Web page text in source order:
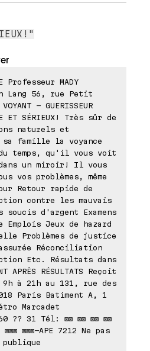
Professeur MADY
Lang 56, rue Petit
- GUERISSEUR
ET SÉRIEUX! Très sûr de
naturels et
sa famille la voyance
temps, qu'il vous voit
dans un miroir! Il vous
vos problèmes, même
Retour rapide de
contre les mauvais
d'argent Examens
Emplois Jeux de hazard
Problèmes de justice
Réconciliation
Etc. Résultats dans
APRÈS RÉSULTATS Reçoit
à 21h au 131, rue des
Paris Batiment A, 1
Marcadet
?? 31 Tél: ⊠⊠ ⊠⊠ ⊠⊠ ⊠⊠
⊠⊠⊠-APE 7212 Ne pas